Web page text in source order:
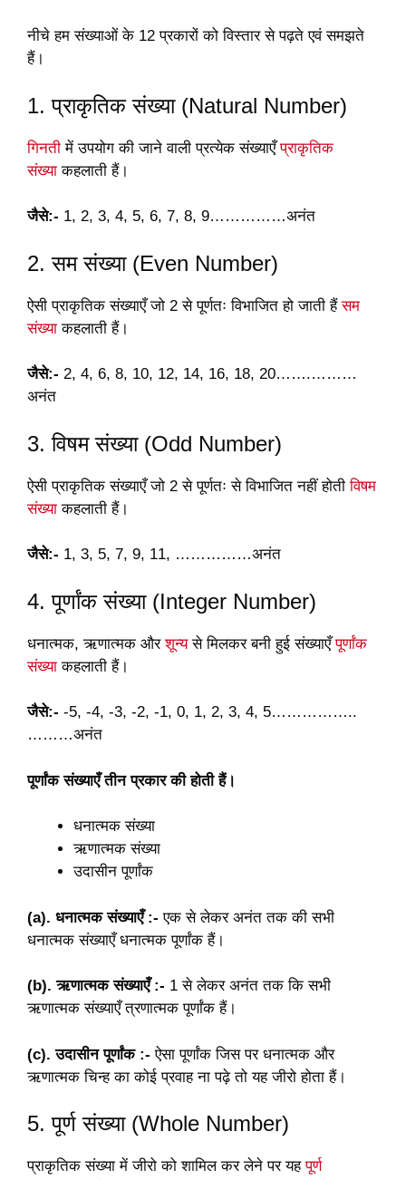
नीचे हम संख्याओं के 12 प्रकारों को विस्तार से पढ़ते एवं समझते
हैं।
1. प्राकृतिक संख्या (Natural Number)
गिनती में उपयोग की जाने वाली प्रत्येक संख्याएँप्राकृतिक
संख्या कहलाती हैं।
जैसे:- 1, 2, 3, 4, 5, 6, 7, 8, 9……………अनंत
2. सम संख्या (Even Number)
ऐसी प्राकृतिक संख्याएँ जो 2 से पूर्णतः विभाजित हो जाती हैंसम
संख्या कहलाती हैं।
जैसे:- 2, 4, 6, 8, 10, 12, 14, 16, 18, 20…….………
अनंत
3. विषम संख्या (Odd Number)
ऐसी प्राकृतिक संख्याएँ जो 2 से पूर्णतः से विभाजित नहीं होतीविषम
संख्या कहलाती हैं।
जैसे:- 1, 3, 5, 7, 9, 11, ……………अनंत
4. पूर्णांक संख्या (Integer Number)
धनात्मक, ऋणात्मक औरशून्यसे मिलकर बनी हुई संख्याएँपूर्णांक
संख्या कहलाती हैं।
जैसे:- -5, -4, -3, -2, -1, 0, 1, 2, 3, 4, 5……………..
………अनंत
पूर्णांक संख्याएँ तीन प्रकार की होती हैं।
धनात्मक संख्या
ऋणात्मक संख्या
उदासीन पूर्णांक
(a). धनात्मक संख्याएँ :- एक से लेकर अनंत तक की सभी
धनात्मक संख्याएँ धनात्मक पूर्णांक हैं।
(b). ऋणात्मक संख्याएँ :- 1 से लेकर अनंत तक कि सभी
ऋणात्मक संख्याएँ त्रणात्मक पूर्णांक हैं।
(c). उदासीन पूर्णांक :- ऐसा पूर्णांक जिस पर धनात्मक और
ऋणात्मक चिन्ह का कोई प्रवाह ना पढ़े तो यह जीरो होता हैं।
5. पूर्ण संख्या (Whole Number)
प्राकृतिक संख्या में जीरो को शामिल कर लेने पर यहपूर्ण